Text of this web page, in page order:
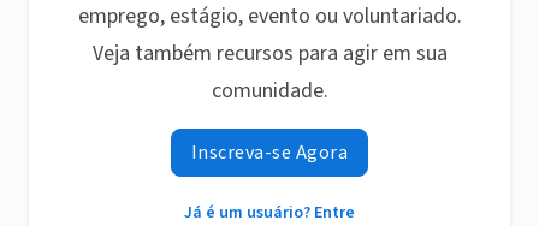
emprego, estágio, evento ou voluntariado.
Veja também recursos para agir em sua
comunidade.
Inscreva-se Agora
Já é um usuário? Entre